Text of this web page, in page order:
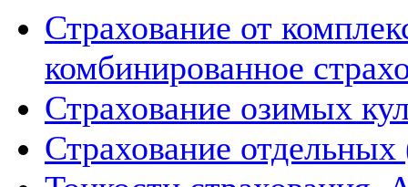
Страхование от
комбинированное
Страхование озимых
Страхование